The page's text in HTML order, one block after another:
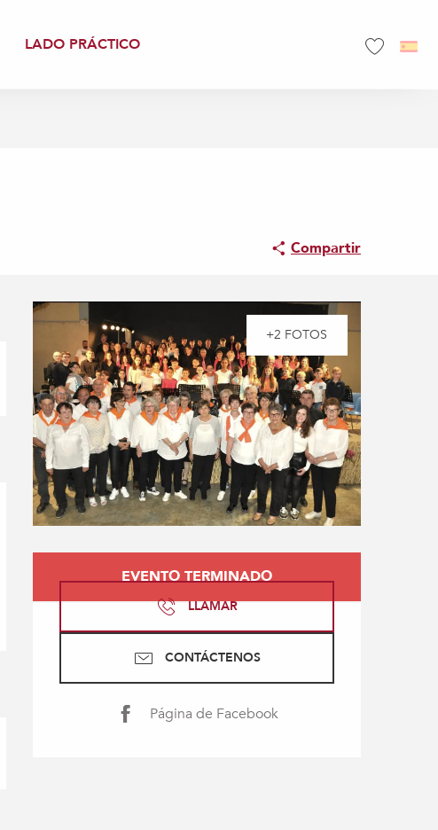
LADO PRÁCTICO
Compartir
+2 FOTOS
Horarios y datos de
EVENTO TERMINADO
LLAMAR
CONTÁCTENOS
Página de Facebook